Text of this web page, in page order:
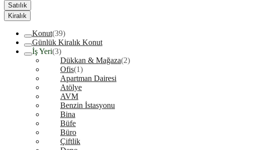
Satılık
Kiralık
Konut(39)
Günlük Kiralık Konut
İş Yeri(3)
Dükkan & Mağaza(2)
Ofis(1)
Apartman Dairesi
Atölye
AVM
Benzin İstasyonu
Bina
Büfe
Büro
Çiftlik